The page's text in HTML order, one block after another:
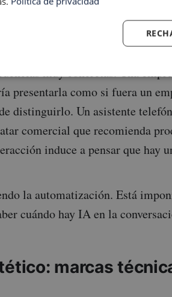
educativas o
muy concretas. Una
presentarla como si fuera un
distinguirlo. Un asistente
comercial que recomienda
induce a pensar que hay
la automatización. Está
cuándo hay IA en la
marcas